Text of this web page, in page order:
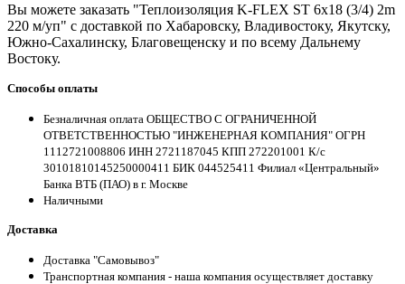
Вы можете заказать "Теплоизоляция K-FLEX ST 6х18 (3/4) 2m
220 м/уп" с доставкой по Хабаровску, Владивостоку, Якутску,
Южно-Сахалинску, Благовещенску и по всему Дальнему
Востоку.
Способы оплаты
Безналичная оплата ОБЩЕСТВО С ОГРАНИЧЕННОЙ
ОТВЕТСТВЕННОСТЬЮ "ИНЖЕНЕРНАЯ КОМПАНИЯ" ОГРН
1112721008806 ИНН 2721187045 КПП 272201001 К/с
30101810145250000411 БИК 044525411 Филиал «Центральный»
Банка ВТБ (ПАО) в г. Москве
Наличными
Доставка
Доставка "Самовывоз"
Транспортная компания - наша компания осуществляет доставку